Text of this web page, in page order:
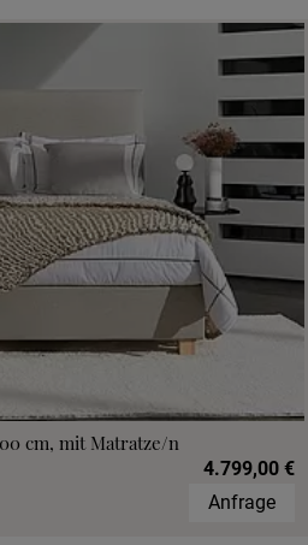
cm, mit Matratze/n
4.799,00 €
Anfrage